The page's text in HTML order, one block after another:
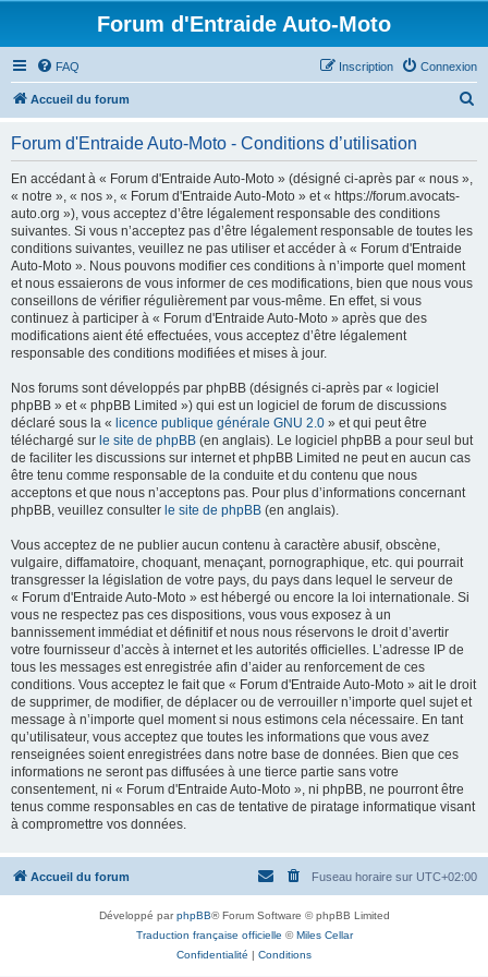
Forum d'Entraide Auto-Moto
FAQ Connexion
Inscription
Accueil du forum
Forum d'Entraide Auto-Moto - Conditions d’utilisation
En accédant à « Forum d'Entraide Auto-Moto » (désigné ci-après par « nous »,
« notre », « nos », « Forum d'Entraide Auto-Moto » et « https://forum.avocats-
auto.org »), vous acceptez d’être légalement responsable des conditions
suivantes. Si vous n’acceptez pas d’être légalement responsable de toutes les
conditions suivantes, veuillez ne pas utiliser et accéder à « Forum d'Entraide
Auto-Moto ». Nous pouvons modifier ces conditions à n’importe quel moment
et nous essaierons de vous informer de ces modifications, bien que nous vous
conseillons de vérifier régulièrement par vous-même. En effet, si vous
continuez à participer à « Forum d'Entraide Auto-Moto » après que des
modifications aient été effectuées, vous acceptez d’être légalement
responsable des conditions modifiées et mises à jour.
Nos forums sont développés par phpBB (désignés ci-après par « logiciel
phpBB » et « phpBB Limited ») qui est un logiciel de forum de discussions
déclaré sous la « licence publique générale GNU 2.0 » et qui peut être
téléchargé sur le site de phpBB (en anglais). Le logiciel phpBB a pour seul but
de faciliter les discussions sur internet et phpBB Limited ne peut en aucun cas
être tenu comme responsable de la conduite et du contenu que nous
acceptons et que nous n’acceptons pas. Pour plus d’informations concernant
phpBB, veuillez consulter le site de phpBB (en anglais).
Vous acceptez de ne publier aucun contenu à caractère abusif, obscène,
vulgaire, diffamatoire, choquant, menaçant, pornographique, etc. qui pourrait
transgresser la législation de votre pays, du pays dans lequel le serveur de
« Forum d'Entraide Auto-Moto » est hébergé ou encore la loi internationale. Si
vous ne respectez pas ces dispositions, vous vous exposez à un
bannissement immédiat et définitif et nous nous réservons le droit d’avertir
votre fournisseur d’accès à internet et les autorités officielles. L’adresse IP de
tous les messages est enregistrée afin d’aider au renforcement de ces
conditions. Vous acceptez le fait que « Forum d'Entraide Auto-Moto » ait le droit
de supprimer, de modifier, de déplacer ou de verrouiller n’importe quel sujet et
message à n’importe quel moment si nous estimons cela nécessaire. En tant
qu’utilisateur, vous acceptez que toutes les informations que vous avez
renseignées soient enregistrées dans notre base de données. Bien que ces
informations ne seront pas diffusées à une tierce partie sans votre
consentement, ni « Forum d'Entraide Auto-Moto », ni phpBB, ne pourront être
tenus comme responsables en cas de tentative de piratage informatique visant
à compromettre vos données.
Accueil du forum Fuseau horaire sur UTC+02:00
Développé parphpBB® Forum Software © phpBB Limited
Traduction française officielle ©Miles Cellar
Confidentialité | Conditions